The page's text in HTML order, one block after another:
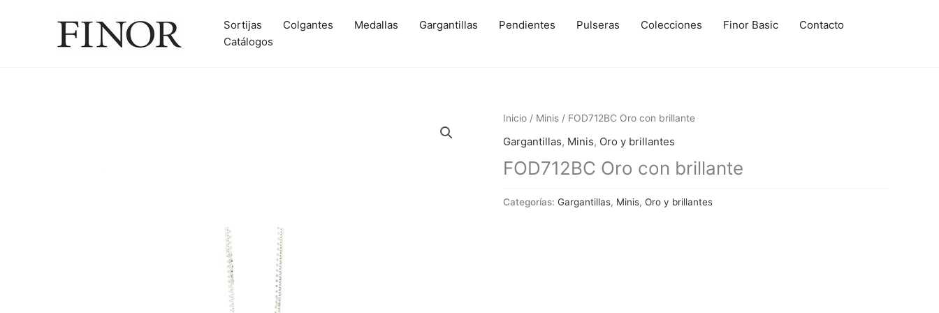
Sortijas Colgantes Medallas Gargantillas Pendientes Pulseras Colecciones Finor Basic
Contacto
Catálogos
Inicio / Minis / FOD712BC Oro con brillante
Gargantillas, Minis, Oro y brillantes
FOD712BC Oro con brillante
Categorías: Gargantillas, Minis, Oro y brillantes